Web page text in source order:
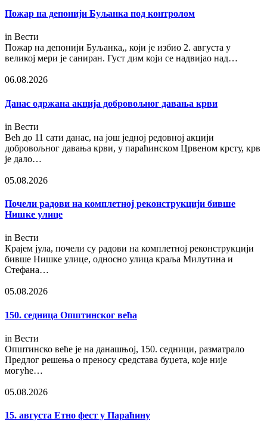
Пожар на депонији Буљанка под контролом
in Вести
Пожар на депонији Буљанка,, који је избио 2. августа у
великој мери је саниран. Густ дим који се надвијао над…
06.08.2026
Данас одржана акција добровољног давања крви
in Вести
Већ до 11 сати данас, на још једној редовној акцији
добровољног давања крви, у параћинском Црвеном крсту, крв
је дало…
05.08.2026
Почели радови на комплетној реконструкцији бивше
Нишке улице
in Вести
Крајем јула, почели су радови на комплетној реконструкцији
бивше Нишке улице, односно улица краља Милутина и
Стефана…
05.08.2026
150. седница Општинског већа
in Вести
Општинско веће је на данашњој, 150. седници, разматрало
Предлог решења о преносу средстава буџета, које није
могуће…
05.08.2026
15. августа Етно фест у Параћину